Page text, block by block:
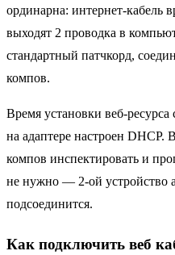
ординарна: интернет-кабель
выходят 2 проводка в
стандартный патчкорд,
компов.
Время установки веб-ресурса
на адаптере настроен
компов инспектировать и
не нужно — 2-ой устройство
подсоединится.
Как подключить веб